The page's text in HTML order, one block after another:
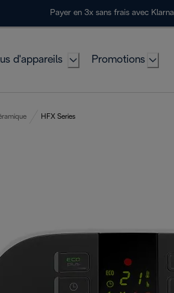
Payer en 3x sans frais avec Klarna
d'appareils Promotions
HFX Series